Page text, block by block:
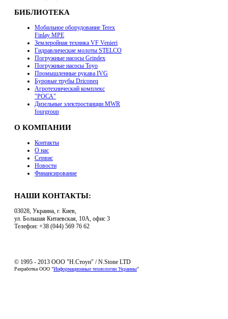
БИБЛИОТЕКА
Мобильное оборудование Terex
Finlay MPE
Землеройная техника VF Venieri
Гидравлические молоты STELCO
Погружные насосы Grindex
Погружные насосы Toyo
Промышленные рукава IVG
Буровые трубы Driconeq
Агротехнический комплекс
"РОСА"
Дизельные электростанции MWR
fourgroup
О КОМПАНИИ
Контакты
О нас
Сервис
Новости
Финансирование
НАШИ КОНТАКТЫ:
03028, Украина, г. Киев,
ул. Большая Китаевская, 10А, офис 3
Телефон: +38 (044) 569 76 62
© 1995 - 2013 ООО "Н.Стоун" / N.Stone LTD
Разработка ООО "Информационные технологии Украины"